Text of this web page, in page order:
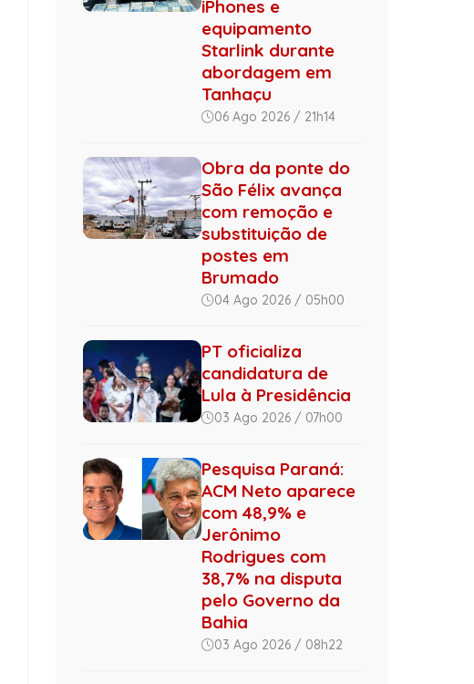
iPhones e
equipamento
Starlink durante
abordagem em
Tanhaçu
06 Ago 2026 / 21h14
Obra da ponte do
São Félix avança
com remoção e
substituição de
postes em
Brumado
04 Ago 2026 / 05h00
PT oficializa
candidatura de
Lula à Presidência
03 Ago 2026 / 07h00
Pesquisa Paraná:
ACM Neto aparece
com 48,9% e
Jerônimo
Rodrigues com
38,7% na disputa
pelo Governo da
Bahia
03 Ago 2026 / 08h22